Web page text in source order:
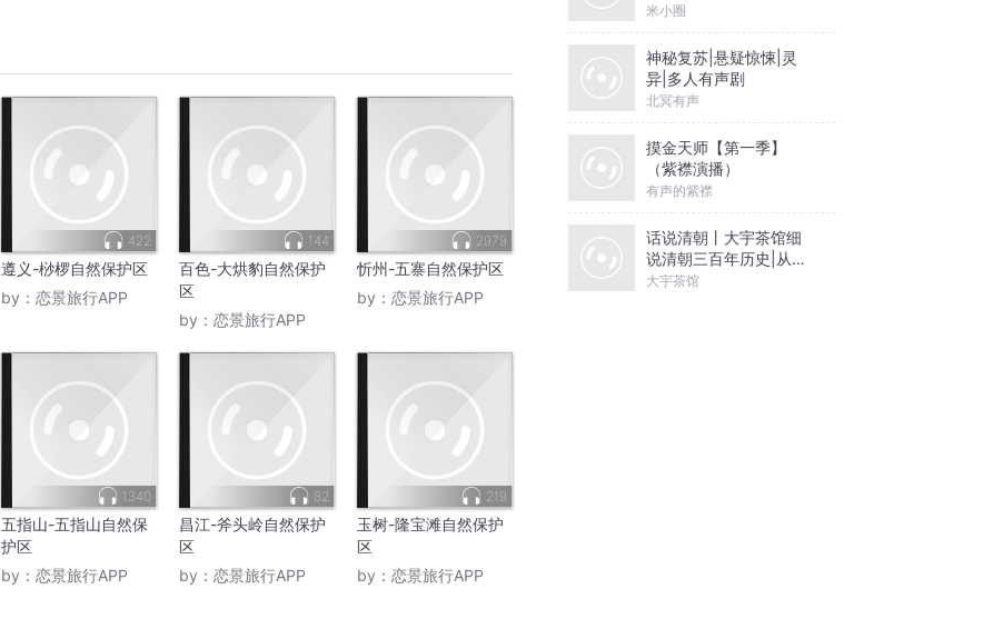
422
遵义-桫椤自然保护区
by： 恋景旅行APP
144
百色-大烘豹自然保护
区
by： 恋景旅行APP
2979
忻州-五寨自然保护区
by： 恋景旅行APP
1340
五指山-五指山自然保
护区
by： 恋景旅行APP
82
昌江-斧头岭自然保护
区
by： 恋景旅行APP
219
玉树-隆宝滩自然保护
区
by： 恋景旅行APP
米小圈
神秘复苏|悬疑惊悚|灵
异|多人有声剧
北冥有声
摸金天师【第一季】
（紫襟演播）
有声的紫襟
话说清朝丨大宇茶馆细
说清朝三百年历史|从努
尔哈赤到末代皇帝溥仪|
大宇茶馆